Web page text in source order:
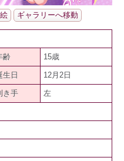
ギャラリーへ移動
齢 15歳
生日 12月2日
き手 左